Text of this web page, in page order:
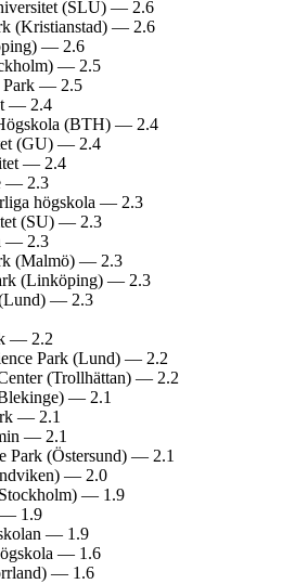
(SLU) — 2.6
(Kristianstad) — 2.6
— 2.6
— 2.5
Park — 2.5
— 2.4
(BTH) — 2.4
(GU) — 2.4
— 2.4
— 2.3
högskola — 2.3
(SU) — 2.3
— 2.3
(Malmö) — 2.3
(Linköping) — 2.3
(Lund) — 2.3
— 2.2
Park (Lund) — 2.2
(Trollhättan) — 2.2
— 2.1
— 2.1
— 2.1
Park (Östersund) — 2.1
— 2.0
— 1.9
— 1.9
— 1.9
— 1.6
— 1.6